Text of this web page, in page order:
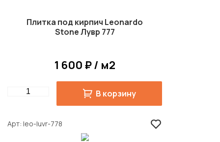
Плитка под кирпич Leonardo
Stone Лувр 777
1 600 ₽ / м2
Quantity В корзину
Арт leo-luvr-778